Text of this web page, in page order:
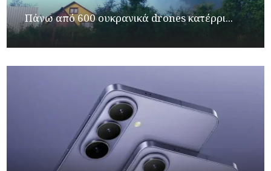
Πάνω από 600 ουκρανικά drones κατέρρι...